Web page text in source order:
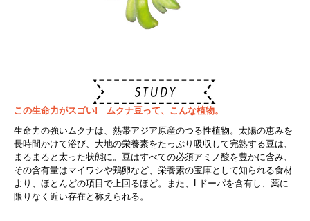
この生命力がスゴい! ムクナ豆って、こんな植物。
生命力の強いムクナは、熱帯アジア原産のつる性植物。太陽の恵みを
長時間かけて浴び、大地の栄養素をたっぷり吸収して完熟する豆は、
まるまると太った状態に。豆はすべての必須アミノ酸を豊かに含み、
その含有量はマイワシや鶏卵など、栄養素の宝庫として知られる食材
より、ほとんどの項目で上回るほど。また、Lドーパを含有し、薬に
限りなく近い存在と称えられる。